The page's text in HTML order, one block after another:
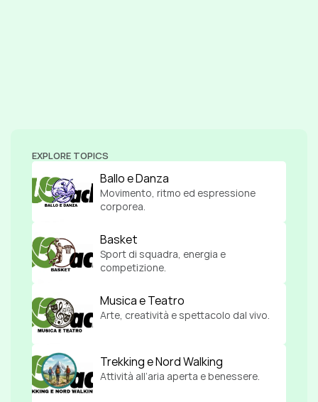
EXPLORE TOPICS
Ballo e Danza
Movimento, ritmo ed espressione
corporea.
Basket
Sport di squadra, energia e
competizione.
Musica e Teatro
Arte, creatività e spettacolo dal vivo.
Trekking e Nord Walking
Attività all’aria aperta e benessere.